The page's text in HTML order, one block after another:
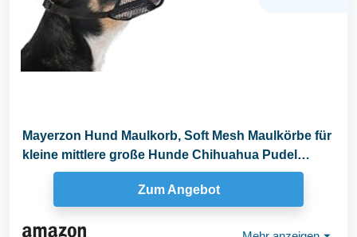
Mayerzon Hund Maulkorb, Soft Mesh Maulkörbe für
kleine mittlere große Hunde Chihuahua Pudel
Husky...
Zum Angebot